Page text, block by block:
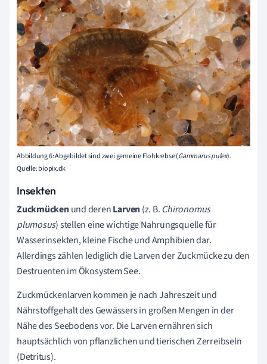
Abbildung 6: Abgebildet sind zwei gemeine Flohkrebse (Gammarus pulex).
Quelle: biopix.dk
Insekten
Zuckmückenund derenLarven(z. B. Chironomus
plumosus) stellen eine wichtige Nahrungsquelle für
Wasserinsekten, kleine Fische und Amphibien dar.
Allerdings zählen lediglich die Larven der Zuckmücke zu den
Destruenten im Ökosystem See.
Zuckmückenlarven kommen je nach Jahreszeit und
Nährstoffgehalt des Gewässers in großen Mengen in der
Nähe des Seebodens vor. Die Larven ernähren sich
hauptsächlich von pflanzlichen und tierischen Zerreibseln
(Detritus).